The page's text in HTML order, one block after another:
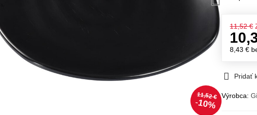
11,52 €
10%
11,52 €
8,43 €
Pridať
Výrobca: